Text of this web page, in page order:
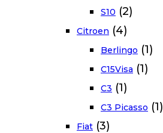
S10 (2)
Citroen (4)
Berlingo (1)
C15Visa (1)
C3 (1)
C3 Picasso (1)
Fiat (3)